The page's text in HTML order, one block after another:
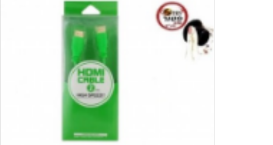
משלוח חינם